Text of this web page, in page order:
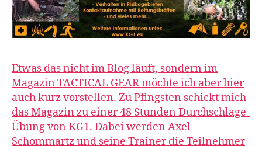
Etwas das nicht im Blog läuft, sondern im
Magazin TACTICAL GEAR möchte ich aber hier
auch kurz vorstellen. Zu Pfingsten schickt mich
das Magazin zu einer 48 Stunden Durchschlage-
Übung von KG1. Dabei werden Axel
Schommartz und seine Trainer die Teilnehmer